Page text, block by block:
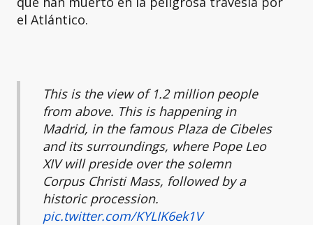
el Atlántico.
This is the view of 1.2 million people
from above. This is happening in
Madrid, in the famous Plaza de Cibeles
and its surroundings, where Pope Leo
XIV will preside over the solemn
Corpus Christi Mass, followed by a
historic procession.
pic.twitter.com/KYLIK6ek1V